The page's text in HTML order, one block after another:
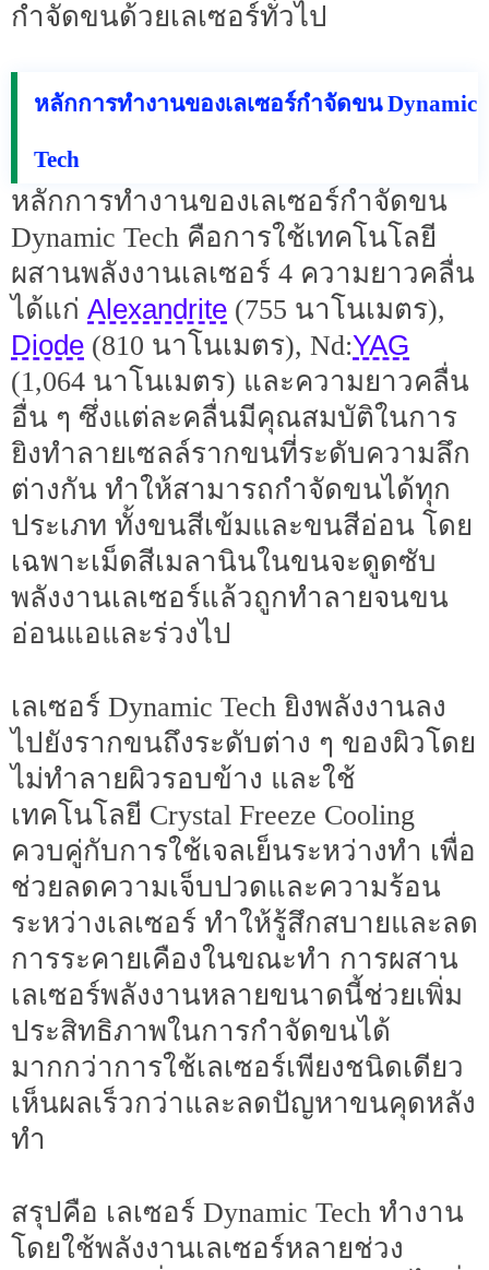
กำจัดขนด้วยเลเซอร์ทั่วไป
หลักการทำงานของเลเซอร์กำจัดขน Dynamic
Tech
หลักการทำงานของเลเซอร์กำจัดขน
Dynamic Tech คือการใช้เทคโนโลยี
ผสานพลังงานเลเซอร์ 4 ความยาวคลื่น
ได้แก่ Alexandrite (755 นาโนเมตร),
Diode (810 นาโนเมตร), Nd:YAG
(1,064 นาโนเมตร) และความยาวคลื่น
อื่น ๆ ซึ่งแต่ละคลื่นมีคุณสมบัติในการ
ยิงทำลายเซลล์รากขนที่ระดับความลึก
ต่างกัน ทำให้สามารถกำจัดขนได้ทุก
ประเภท ทั้งขนสีเข้มและขนสีอ่อน โดย
เฉพาะเม็ดสีเมลานินในขนจะดูดซับ
พลังงานเลเซอร์แล้วถูกทำลายจนขน
อ่อนแอและร่วงไป
เลเซอร์ Dynamic Tech ยิงพลังงานลง
ไปยังรากขนถึงระดับต่าง ๆ ของผิวโดย
ไม่ทำลายผิวรอบข้าง และใช้
เทคโนโลยี Crystal Freeze Cooling
ควบคู่กับการใช้เจลเย็นระหว่างทำ เพื่อ
ช่วยลดความเจ็บปวดและความร้อน
ระหว่างเลเซอร์ ทำให้รู้สึกสบายและลด
การระคายเคืองในขณะทำ การผสาน
เลเซอร์พลังงานหลายขนาดนี้ช่วยเพิ่ม
ประสิทธิภาพในการกำจัดขนได้
มากกว่าการใช้เลเซอร์เพียงชนิดเดียว
เห็นผลเร็วกว่าและลดปัญหาขนคุดหลัง
ทำ
สรุปคือ เลเซอร์ Dynamic Tech ทำงาน
โดยใช้พลังงานเลเซอร์หลายช่วง